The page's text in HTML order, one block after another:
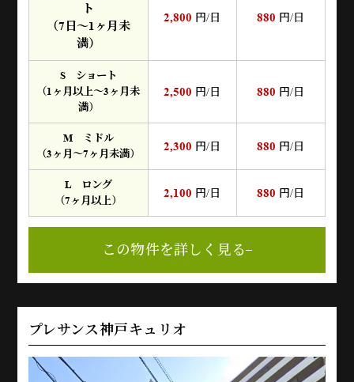
ト
（7日～1ヶ月未
満）
2,800 円/日 880 円/日
S ショート
（1ヶ月以上～3ヶ月未
満）
2,500 円/日 880 円/日
M ミドル
（3ヶ月～7ヶ月未満）
2,300 円/日 880 円/日
L ロング
（7ヶ月以上）
2,100 円/日 880 円/日
この物件を詳しく見る
プレサンス神戸キュリオ